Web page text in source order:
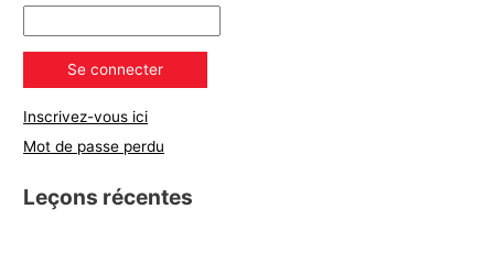
Inscrivez-vous ici
Mot de passe perdu
Leçons récentes